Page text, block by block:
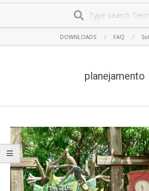
Navigation
DOWNLOADS FAQ
planejamento